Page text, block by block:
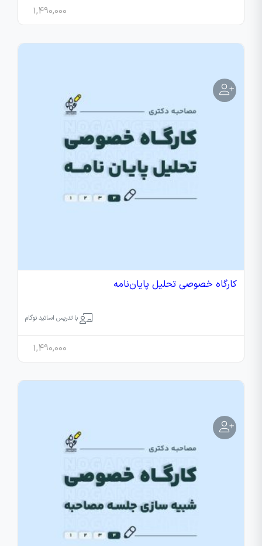
1,490,000
کارگاه خصوصی تحلیل پایان‌نامه
با تدریس اساتید نوگام
1,490,000